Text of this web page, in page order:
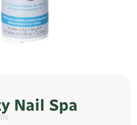
Nail Spa